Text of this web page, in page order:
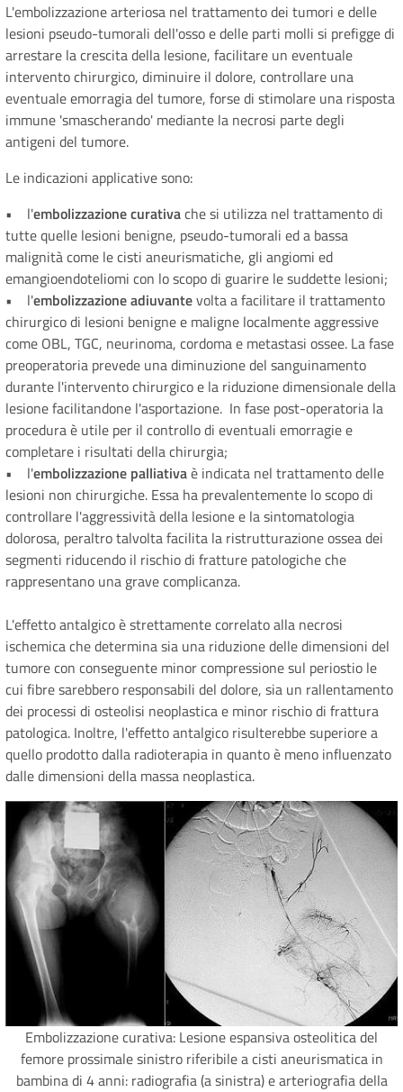
L'embolizzazione arteriosa nel trattamento dei tumori e delle
lesioni pseudo-tumorali dell'osso e delle parti molli si prefigge di
arrestare la crescita della lesione, facilitare un eventuale
intervento chirurgico, diminuire il dolore, controllare una
eventuale emorragia del tumore, forse di stimolare una risposta
immune 'smascherando' mediante la necrosi parte degli
antigeni del tumore.
Le indicazioni applicative sono:
• l'embolizzazione curativache si utilizza nel trattamento di
tutte quelle lesioni benigne, pseudo-tumorali ed a bassa
malignità come le cisti aneurismatiche, gli angiomi ed
emangioendoteliomi con lo scopo di guarire le suddette lesioni;
• l'embolizzazione adiuvantevolta a facilitare il trattamento
chirurgico di lesioni benigne e maligne localmente aggressive
come OBL, TGC, neurinoma, cordoma e metastasi ossee. La fase
preoperatoria prevede una diminuzione del sanguinamento
durante l'intervento chirurgico e la riduzione dimensionale della
lesione facilitandone l'asportazione. In fase post-operatoria la
procedura è utile per il controllo di eventuali emorragie e
completare i risultati della chirurgia;
• l'embolizzazione palliativaè indicata nel trattamento delle
lesioni non chirurgiche. Essa ha prevalentemente lo scopo di
controllare l'aggressività della lesione e la sintomatologia
dolorosa, peraltro talvolta facilita la ristrutturazione ossea dei
segmenti riducendo il rischio di fratture patologiche che
rappresentano una grave complicanza.
L'effetto antalgico è strettamente correlato alla necrosi
ischemica che determina sia una riduzione delle dimensioni del
tumore con conseguente minor compressione sul periostio le
cui fibre sarebbero responsabili del dolore, sia un rallentamento
dei processi di osteolisi neoplastica e minor rischio di frattura
patologica. Inoltre, l'effetto antalgico risulterebbe superiore a
quello prodotto dalla radioterapia in quanto è meno influenzato
dalle dimensioni della massa neoplastica.
Embolizzazione curativa: Lesione espansiva osteolitica del
femore prossimale sinistro riferibile a cisti aneurismatica in
bambina di 4 anni: radiografia (a sinistra) e arteriografia della